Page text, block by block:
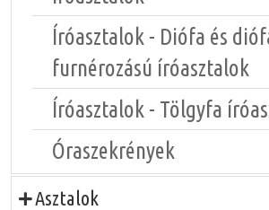
Íróasztalok - Diófa és
furnérozású íróasztalok
Íróasztalok - Tölgyfa
Óraszekrények
Asztalok